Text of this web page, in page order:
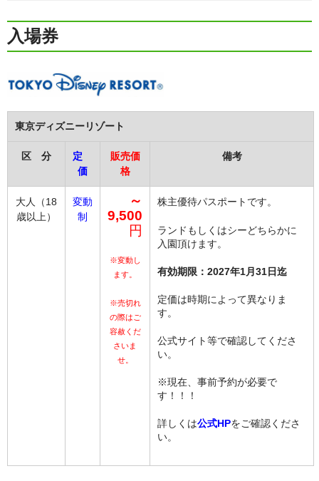
【販売】図書カード・クオカード
【販売】テーマパーク・野球・映画・お風呂
【販売】JAL・ANA株主優待券
☆よくある質問
入場券
東京ディズニーリゾート
区 分
定
価
販売価
格
備考
大人（18
歳以上）
変動
制
～
9,500
円
※変動し
ます。
※売切れ
の際はご
容赦くだ
さいま
せ。
株主優待パスポートです。
ランドもしくはシーどちらかに
入園頂けます。
有効期限：2027年1月31日迄
定価は時期によって異なりま
す。
公式サイト等で確認してくださ
い。
※現在、事前予約が必要で
す！！！
詳しくは公式HPをご確認くださ
い。